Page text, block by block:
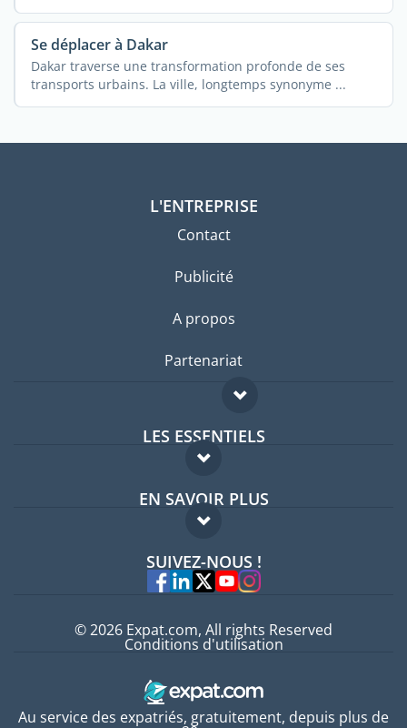
Se déplacer à Dakar
Dakar traverse une transformation profonde de ses
transports urbains. La ville, longtemps synonyme ...
L'ENTREPRISE
Contact
Publicité
A propos
Partenariat
LES ESSENTIELS
Forum expatriés
Guides pays
EN SAVOIR PLUS
FAQ
Experts
SUIVEZ-NOUS !
Au service des expatriés, gratuitement, depuis plus de
© 2026 Expat.com, All rights Reserved
Conditions d'utilisation